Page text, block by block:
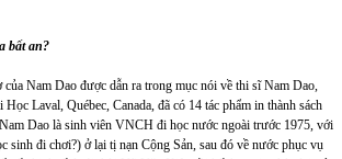
bất an?
Nam Dao được dẫn ra trong mục nói về thi sĩ Nam Dao,
Laval, Québec, Canada, đã có 14 tác phẩm in thành sách
Dao là sinh viên VNCH đi học nước ngoài trước 1975, với
sinh đi chơi?) ở lại tị nạn Cộng Sản, sau đó về nước phục vụ